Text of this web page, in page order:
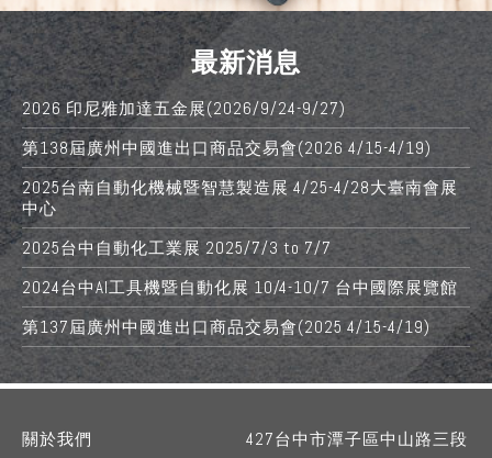
最新消息
2026 印尼雅加達五金展(2026/9/24-9/27)
第138屆廣州中國進出口商品交易會(2026 4/15-4/19)
2025台南自動化機械暨智慧製造展 4/25-4/28大臺南會展
中心
2025台中自動化工業展 2025/7/3 to 7/7
2024台中AI工具機暨自動化展 10/4-10/7 台中國際展覽館
第137屆廣州中國進出口商品交易會(2025 4/15-4/19)
關於我們 427台中市潭子區中山路三段